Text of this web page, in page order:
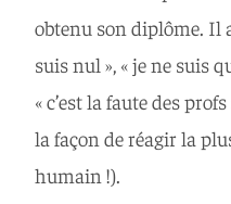
obtenu son diplôme. Il
suis nul », « je ne suis
« c’est la faute des
la façon de réagir la
humain !).